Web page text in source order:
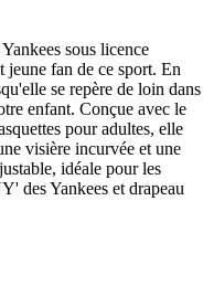
sous licence
fan de ce sport. En
se repère de loin dans
enfant. Conçue avec le
pour adultes, elle
visière incurvée et une
idéale pour les
des Yankees et drapeau